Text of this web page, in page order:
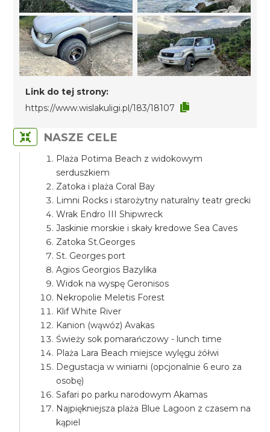
Link do tej strony:
https://www.wislakuligi.pl/183/18107
NASZE CELE
Plaża Potima Beach z widokowym
serduszkiem
Zatoka i plaża Coral Bay
Limni Rocks i starożytny naturalny teatr grecki
Wrak Endro III Shipwreck
Jaskinie morskie i skały kredowe Sea Caves
Zatoka St.Georges
St. Georges port
Agios Georgios Bazylika
Widok na wyspę Geronisos
Nekropolie Meletis Forest
Klif White River
Kanion (wąwóz) Avakas
Świeży sok pomarańczowy - lunch time
Plaża Lara Beach miejsce wylęgu żółwi
Degustacja w winiarni (opcjonalnie 6 euro za
osobę)
Safari po parku narodowym Akamas
Najpiękniejsza plaża Blue Lagoon z czasem na
kąpiel